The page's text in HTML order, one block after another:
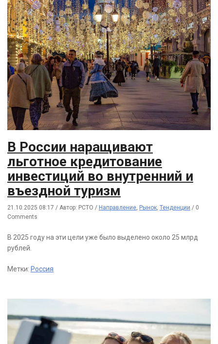
В России наращивают
льготное кредитование
инвестиций во внутренний и
въездной туризм
21.10.2025 08:17 / Автор: РСТО / Направление, Рынок, Тенденции / 0
Comments
В 2025 году на эти цели уже было выделено около 25 млрд
рублей.
Метки: Россия